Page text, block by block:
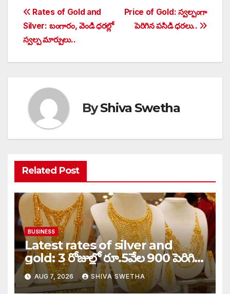
Post
navigation
Price of Gold: స్వల్పంగా
పెరిగిన పసిడి ధరలు..
Rates of Gold and
Silver: బంగారం, వెండి ధరల్లో
స్వల్ప మార్పులు..
ByShiva Swetha
Related Post
BUSINESS
Latest rates of silver and
gold: 3 రోజుల్లో రూ.5వేల 900 పెరిగిన
తులం గోల్డ్…
AUG 7, 2026 SHIVA SWETHA